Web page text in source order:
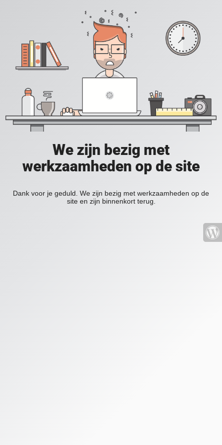
We zijn bezig met
werkzaamheden op de site
Dank voor je geduld. We zijn bezig met werkzaamheden op de
site en zijn binnenkort terug.